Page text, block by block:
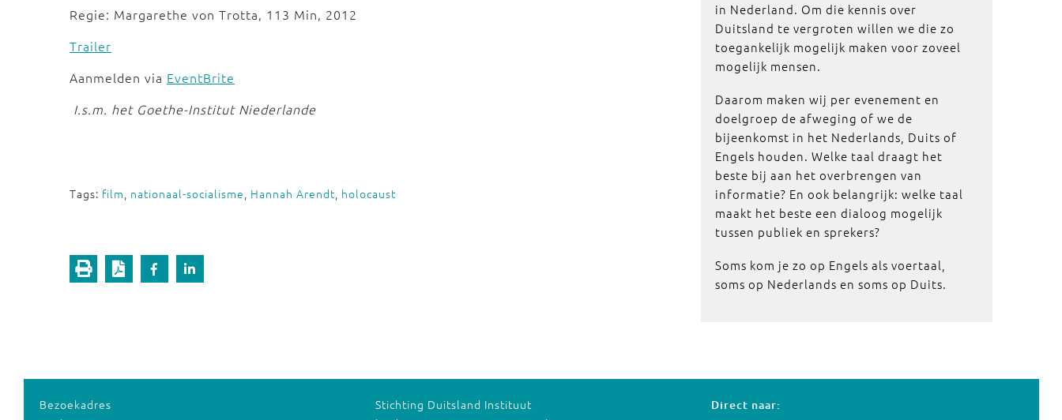
Regie: Margarethe von Trotta, 113 Min, 2012
Trailer
Aanmelden via EventBrite
I.s.m. het Goethe-Institut Niederlande
Tags: film, nationaal-socialisme, Hannah Arendt, holocaust
in Nederland. Om die kennis over
Duitsland te vergroten willen we die zo
toegankelijk mogelijk maken voor zoveel
mogelijk mensen.
Daarom maken wij per evenement en
doelgroep de afweging of we de
bijeenkomst in het Nederlands, Duits of
Engels houden. Welke taal draagt het
beste bij aan het overbrengen van
informatie? En ook belangrijk: welke taal
maakt het beste een dialoog mogelijk
tussen publiek en sprekers?
Soms kom je zo op Engels als voertaal,
soms op Nederlands en soms op Duits.
Bezoekadres
Stichting Duitsland Instituut
Direct naar: